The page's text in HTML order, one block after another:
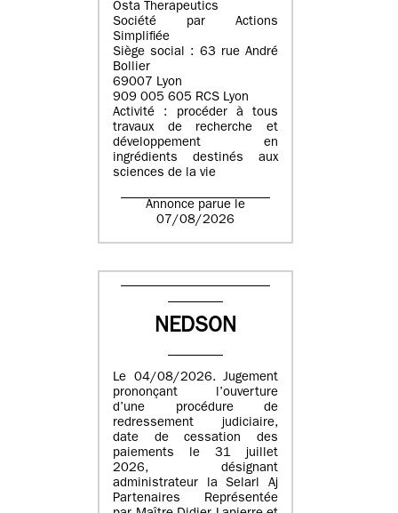
Osta Therapeutics
Société par Actions
Simplifiée
Siège social : 63 rue André
Bollier
69007 Lyon
909 005 605 RCS Lyon
Activité : procéder à tous
travaux de recherche et
développement en
ingrédients destinés aux
sciences de la vie
Annonce parue le
07/08/2026
NEDSON
Le 04/08/2026. Jugement
prononçant l’ouverture
d’une procédure de
redressement judiciaire,
date de cessation des
paiements le 31 juillet
2026, désignant
administrateur la Selarl Aj
Partenaires Représentée